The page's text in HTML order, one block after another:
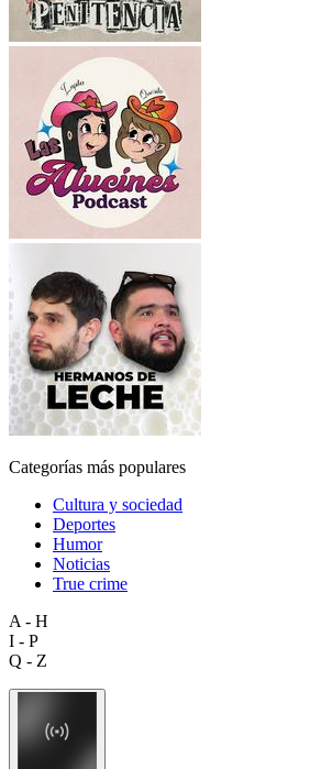
Categorías más populares
Cultura y sociedad
Deportes
Humor
Noticias
True crime
A - H
I - P
Q - Z